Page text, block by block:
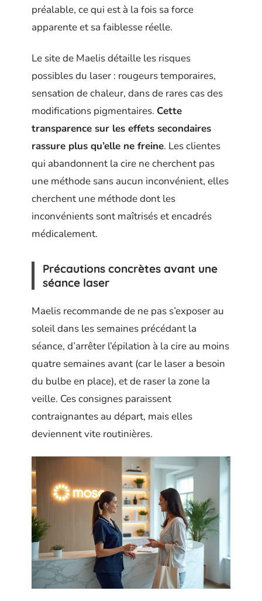
préalable, ce qui est à la fois sa force
apparente et sa faiblesse réelle.
Le site de Maelis détaille les risques
possibles du laser : rougeurs temporaires,
sensation de chaleur, dans de rares cas des
modifications pigmentaires. Cette
transparence sur les effets secondaires
rassure plus qu’elle ne freine. Les clientes
qui abandonnent la cire ne cherchent pas
une méthode sans aucun inconvénient, elles
cherchent une méthode dont les
inconvénients sont maîtrisés et encadrés
médicalement.
Précautions concrètes avant une
séance laser
Maelis recommande de ne pas s’exposer au
soleil dans les semaines précédant la
séance, d’arrêter l’épilation à la cire au moins
quatre semaines avant (car le laser a besoin
du bulbe en place), et de raser la zone la
veille. Ces consignes paraissent
contraignantes au départ, mais elles
deviennent vite routinières.